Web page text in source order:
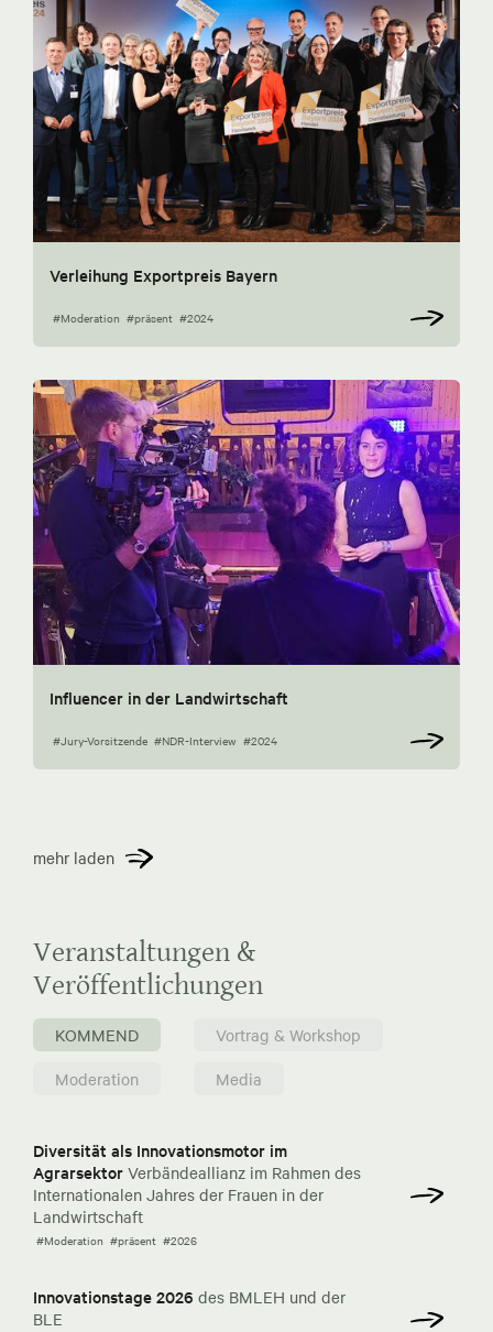
Verleihung Exportpreis Bayern
#Moderation #präsent #2024
Influencer in der Landwirtschaft
#Jury-Vorsitzende #NDR-Interview #2024
mehr laden
Veranstaltungen &
Veröffentlichungen
KOMMEND
Vortrag & Workshop
Moderation
Media
Diversität als Innovationsmotor im
Agrarsektor Verbändeallianz im Rahmen des
Internationalen Jahres der Frauen in der
Landwirtschaft
#Moderation #präsent #2026
Innovationstage 2026 des BMLEH und der
BLE